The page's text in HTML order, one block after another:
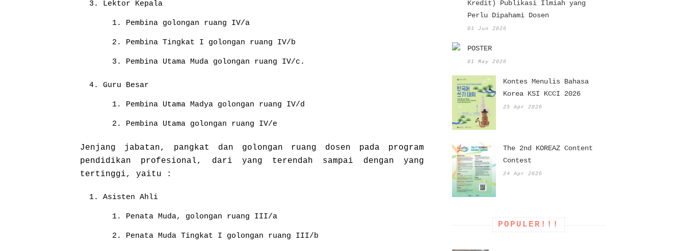
Lektor Kepala
Pembina golongan ruang IV/a
Pembina Tingkat I golongan ruang IV/b
Pembina Utama Muda golongan ruang IV/c.
Guru Besar
Pembina Utama Madya golongan ruang IV/d
Pembina Utama golongan ruang IV/e
Jenjang jabatan, pangkat dan golongan ruang dosen pada program
pendidikan profesional, dari yang terendah sampai dengan yang
tertinggi, yaitu :
Asisten Ahli
Penata Muda, golongan ruang III/a
Penata Muda Tingkat I golongan ruang III/b
Kredit) Publikasi Ilmiah yang
Perlu Dipahami Dosen
01 Jun 2026
POSTER
01 May 2026
Kontes Menulis Bahasa
Korea KSI KCCI 2026
25 Apr 2026
The 2nd KOREAZ Content
Contest
24 Apr 2026
POPULER!!!